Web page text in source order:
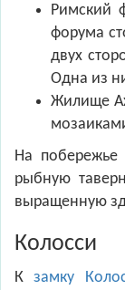
Римский
форума
двух
Одна из
Жилище
На побережье
рыбную
выращенную
Колосси
Кзамку